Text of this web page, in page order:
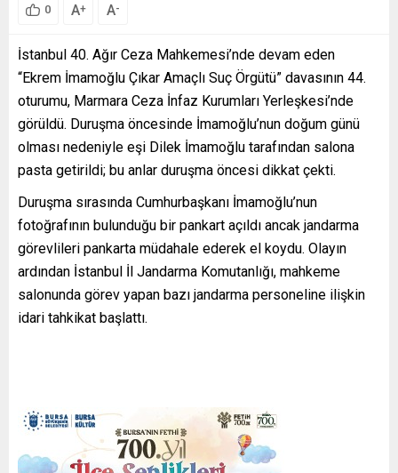
0 A+ A-
İstanbul 40. Ağır Ceza Mahkemesi’nde devam eden
“Ekrem İmamoğlu Çıkar Amaçlı Suç Örgütü” davasının 44.
oturumu, Marmara Ceza İnfaz Kurumları Yerleşkesi’nde
görüldü. Duruşma öncesinde İmamoğlu’nun doğum günü
olması nedeniyle eşi Dilek İmamoğlu tarafından salona
pasta getirildi; bu anlar duruşma öncesi dikkat çekti.
Duruşma sırasında Cumhurbaşkanı İmamoğlu’nun
fotoğrafının bulunduğu bir pankart açıldı ancak jandarma
görevlileri pankarta müdahale ederek el koydu. Olayın
ardından İstanbul İl Jandarma Komutanlığı, mahkeme
salonunda görev yapan bazı jandarma personeline ilişkin
idari tahkikat başlattı.